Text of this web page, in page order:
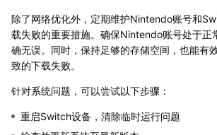
除了网络优化外，定期维护Nintendo账号和
载失败的重要措施。确保Nintendo账号处于正
确无误。同时，保持足够的存储空间，也能有
致的下载失败。
针对系统问题，可以尝试以下步骤：
重启Switch设备，清除临时运行问题